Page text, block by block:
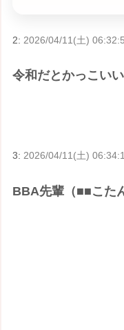
2: 2026/04/11(土)
令和だとかっこい
3:2026/04/11(土)
BBA先輩（■■こた